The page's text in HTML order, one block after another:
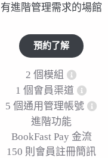
有進階管理需求的場館
預約了解
2 個模組
1 個會員渠道
5 個通用管理帳號
進階功能
BookFast Pay 金流
150 則會員註冊簡訊